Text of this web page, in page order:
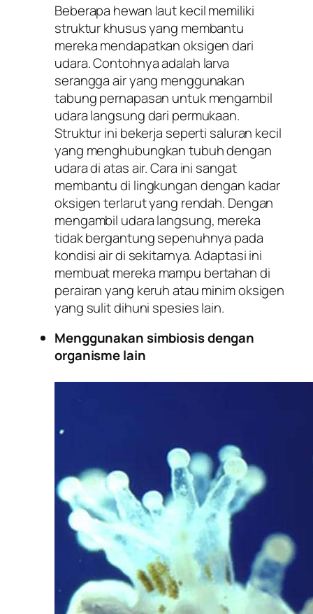
Beberapa hewan laut kecil memiliki
struktur khusus yang membantu
mereka mendapatkan oksigen dari
udara. Contohnya adalah larva
serangga air yang menggunakan
tabung pernapasan untuk mengambil
udara langsung dari permukaan.
Struktur ini bekerja seperti saluran kecil
yang menghubungkan tubuh dengan
udara di atas air. Cara ini sangat
membantu di lingkungan dengan kadar
oksigen terlarut yang rendah. Dengan
mengambil udara langsung, mereka
tidak bergantung sepenuhnya pada
kondisi air di sekitarnya. Adaptasi ini
membuat mereka mampu bertahan di
perairan yang keruh atau minim oksigen
yang sulit dihuni spesies lain.
Menggunakan simbiosis dengan
organisme lain